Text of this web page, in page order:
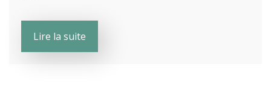
Lire la suite